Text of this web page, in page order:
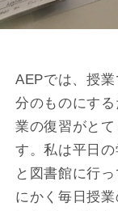
AEPでは、授
分のものにす
業の復習がと
す。私は平日
と図書館に行
にかく毎日授